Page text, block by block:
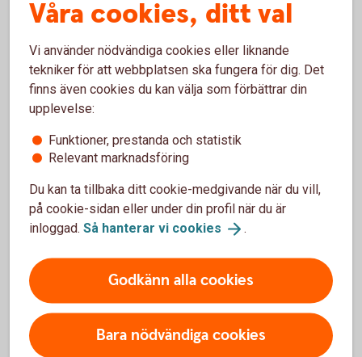
Det handlar bland annat om styrelsens ansvar
ersättning till ledning och anställda.
Andra delar är riskhantering, efterlevnad och
transparens av skatteregler, samt bekämpning av
Så jobbar vi med ESG
Miljö (E)
Vid en analys av hur ett bolags verksamhet
påverkar miljön så tittar man på flera aspekter. Vi
har ett stort ansvar när det gäller att hjälpa dig
Våra cookies, ditt val
Vi använder nödvändiga cookies eller liknande
tekniker för att webbplatsen ska fungera för dig. Det
finns även cookies du kan välja som förbättrar din
upplevelse:
Funktioner, prestanda och statistik
Relevant marknadsföring
Du kan ta tillbaka ditt cookie-medgivande när du vill,
på cookie-sidan eller under din profil när du är
inloggad. Så hanterar vi cookies .
Godkänn alla cookies
Bara nödvändiga cookies